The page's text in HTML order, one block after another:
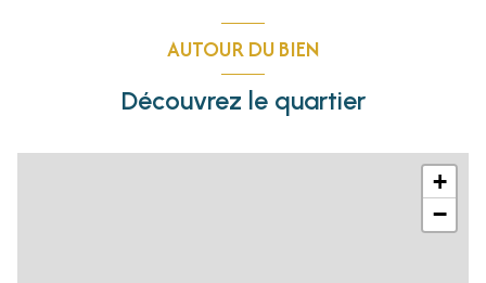
AUTOUR DU BIEN
Découvrez le quartier
+
−